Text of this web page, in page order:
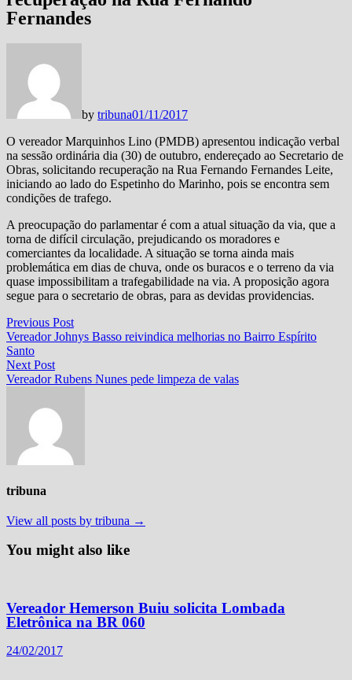
Fernandes
by tribuna01/11/2017
O vereador Marquinhos Lino (PMDB) apresentou indicação verbal
na sessão ordinária dia (30) de outubro, endereçado ao Secretario de
Obras, solicitando recuperação na Rua Fernando Fernandes Leite,
iniciando ao lado do Espetinho do Marinho, pois se encontra sem
condições de trafego.
A preocupação do parlamentar é com a atual situação da via, que a
torna de difícil circulação, prejudicando os moradores e
comerciantes da localidade. A situação se torna ainda mais
problemática em dias de chuva, onde os buracos e o terreno da via
quase impossibilitam a trafegabilidade na via. A proposição agora
segue para o secretario de obras, para as devidas providencias.
Navegação
de
Post
Previous PostPrevious
post:
Vereador Johnys Basso reivindica melhorias no Bairro Espírito
Santo
Next PostNext
post:
Vereador Rubens Nunes pede limpeza de valas
tribuna
View all posts by tribuna →
You might also like
Vereador Hemerson Buiu solicita Lombada
Eletrônica na BR 060
24/02/2017